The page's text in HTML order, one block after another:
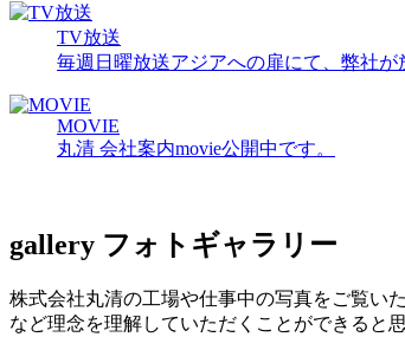
TV放送
毎週日曜放送アジアへの扉にて、弊社が
MOVIE
丸清 会社案内movie公開中です。
gallery フォトギャラリー
株式会社丸清の工場や仕事中の写真をご覧い
など理念を理解していただくことができると